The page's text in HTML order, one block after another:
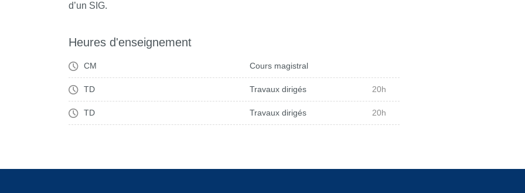
d’un SIG.
Heures d'enseignement
CM Cours magistral
TD Travaux dirigés 20h
TD Travaux dirigés 20h